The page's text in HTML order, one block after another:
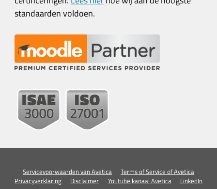
standaarden voldoen.
Servicevoorwaarden van Avetica
Terms of Service of Avetica
Privacyverklaring
Disclaimer Youtube kanaal Avetica LinkedIn